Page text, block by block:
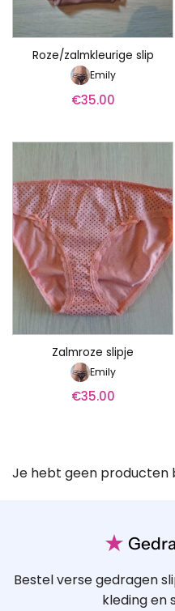
Roze/zalmkleurige slip
Emily
€35.00
Zalmroze slipje
Emily
€35.00
Je hebt geen producten
★
Bestel verse gedragen
kleding en